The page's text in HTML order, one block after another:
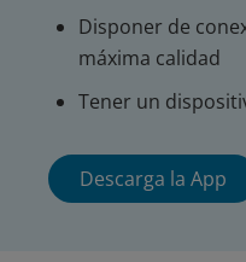
Disponer de
máxima calidad
Tener un
Descarga la App